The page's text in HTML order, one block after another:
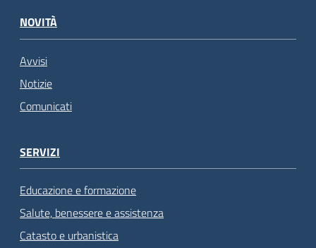
NOVITÀ
Avvisi
Notizie
Comunicati
SERVIZI
Educazione e formazione
Salute, benessere e assistenza
Catasto e urbanistica